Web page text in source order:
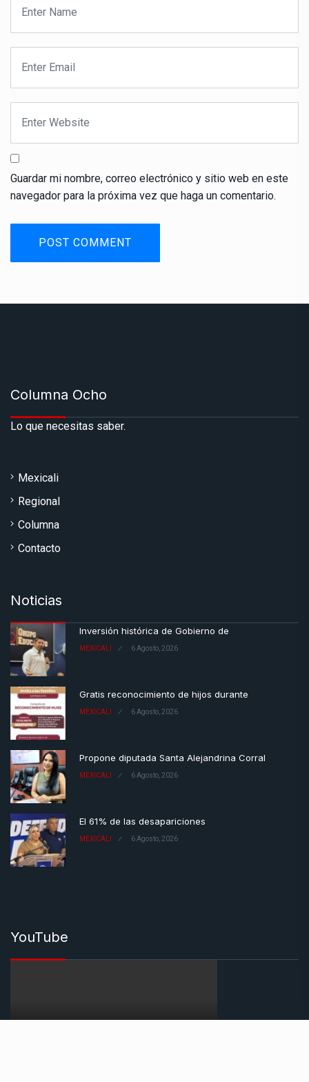
Guardar mi nombre, correo electrónico y sitio web en este
navegador para la próxima vez que haga un comentario.
Columna Ocho
Lo que necesitas saber.
Mexicali
Regional
Columna
Contacto
Noticias
Inversión histórica de Gobierno de
MEXICALI 6 Agosto, 2026
Gratis reconocimiento de hijos durante
MEXICALI 6 Agosto, 2026
Propone diputada Santa Alejandrina Corral
MEXICALI 6 Agosto, 2026
El 61% de las desapariciones
MEXICALI 6 Agosto, 2026
YouTube